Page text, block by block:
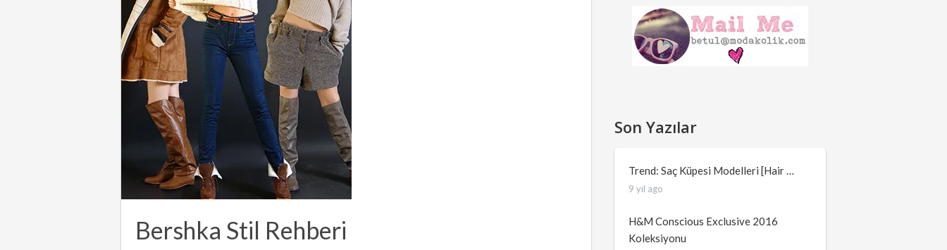
Bershka Stil Rehberi
Son Yazılar
Trend: Saç Küpesi Modelleri [Hair …
9 yıl ago
H&M Conscious Exclusive 2016
Koleksiyonu